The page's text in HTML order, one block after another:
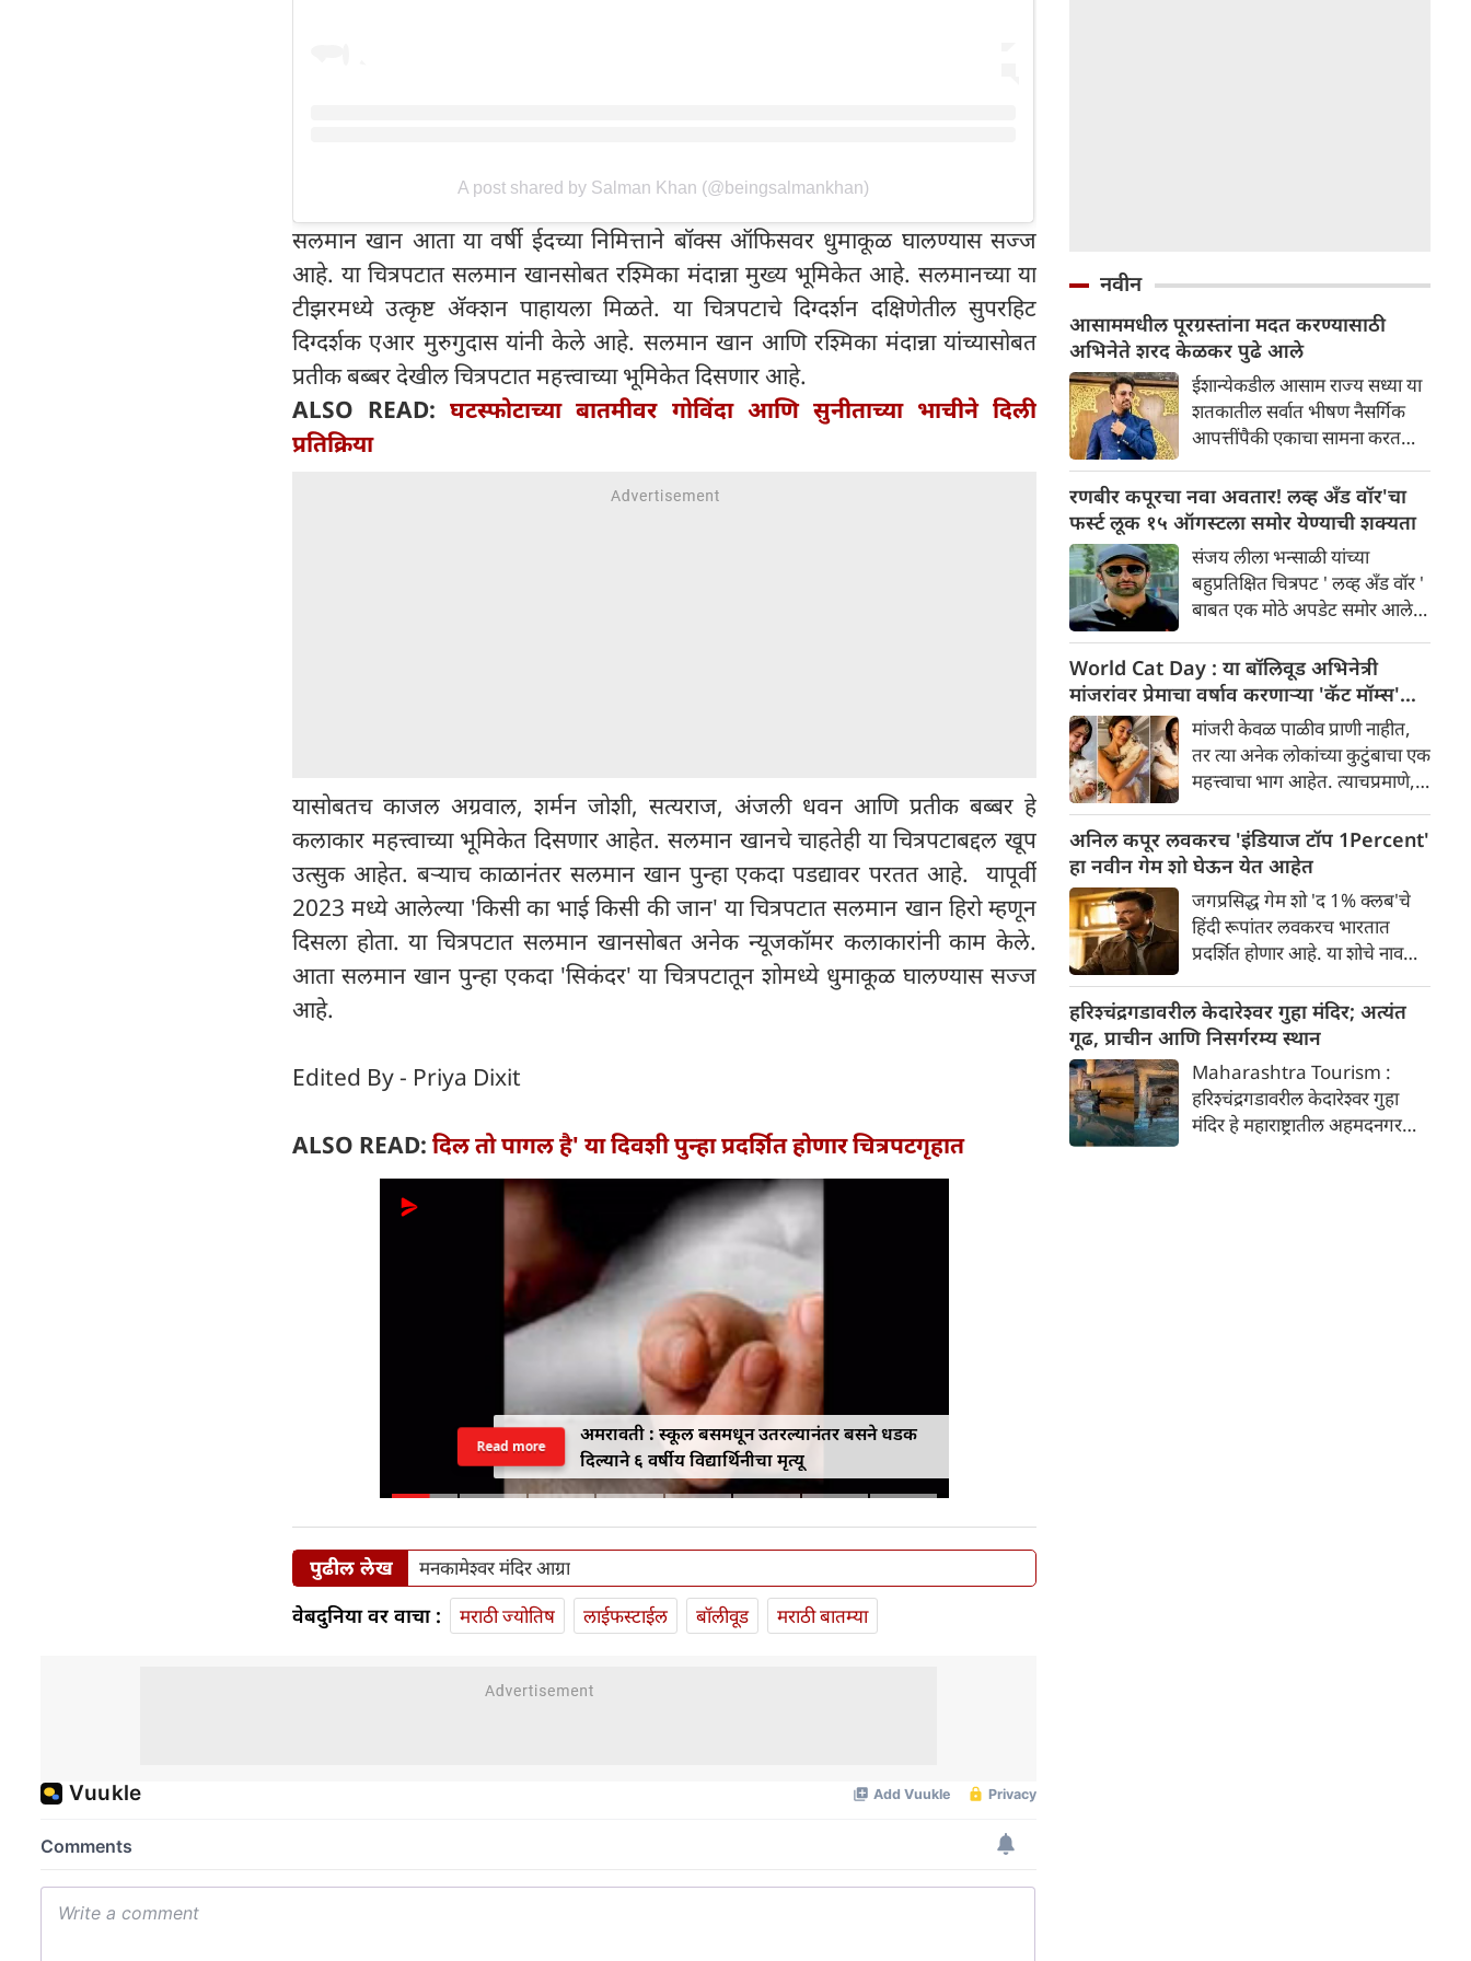
A post shared by Salman Khan (@beingsalmankhan)
सलमान खान आता या वर्षी ईदच्या निमित्ताने बॉक्स ऑफिसवर धुमाकूळ घालण्यास सज्ज
आहे. या चित्रपटात सलमान खानसोबत रश्मिका मंदान्ना मुख्य भूमिकेत आहे. सलमानच्या या
टीझरमध्ये उत्कृष्ट अ‍ॅक्शन पाहायला मिळते. या चित्रपटाचे दिग्दर्शन दक्षिणेतील सुपरहिट
दिग्दर्शक एआर मुरुगुदास यांनी केले आहे. सलमान खान आणि रश्मिका मंदान्ना यांच्यासोबत
प्रतीक बब्बर देखील चित्रपटात महत्त्वाच्या भूमिकेत दिसणार आहे.
ALSO READ:घटस्फोटाच्या बातमीवर गोविंदा आणि सुनीताच्या भाचीने दिली
प्रतिक्रिया
यासोबतच काजल अग्रवाल, शर्मन जोशी, सत्यराज, अंजली धवन आणि प्रतीक बब्बर हे
कलाकार महत्त्वाच्या भूमिकेत दिसणार आहेत. सलमान खानचे चाहतेही या चित्रपटाबद्दल खूप
उत्सुक आहेत. बऱ्याच काळानंतर सलमान खान पुन्हा एकदा पडद्यावर परतत आहे. यापूर्वी
2023 मध्ये आलेल्या 'किसी का भाई किसी की जान' या चित्रपटात सलमान खान हिरो म्हणून
दिसला होता. या चित्रपटात सलमान खानसोबत अनेक न्यूजकॉमर कलाकारांनी काम केले.
आता सलमान खान पुन्हा एकदा 'सिकंदर' या चित्रपटातून शोमध्ये धुमाकूळ घालण्यास सज्ज
आहे.
Edited By - Priya Dixit
ALSO READ: दिल तो पागल है' या दिवशी पुन्हा प्रदर्शित होणार चित्रपटगृहात
अमरावती : स्कूल बसमधून उतरल्यानंतर बसने धडक
दिल्याने ६ वर्षीय विद्यार्थिनीचा मृत्यू
Read more
पुढील लेख मनकामेश्वर मंदिर आग्रा
वेबदुनिया वर वाचा : मराठी ज्योतिष लाईफस्टाईल बॉलीवूड मराठी बातम्या
नवीन
आसाममधील पूरग्रस्तांना मदत करण्यासाठी
अभिनेते शरद केळकर पुढे आले
ईशान्येकडील आसाम राज्य सध्या या
शतकातील सर्वात भीषण नैसर्गिक
आपत्तींपैकी एकाचा सामना करत
लोकांचे जीवन विस्कळीत झाले आहे.
राज्यातील अनेक जिल्हे पाण्याखाली
गेले असून लोक जीवनावश्यक
वस्तूंसाठी संघर्ष करत असताना,
मनोरंजन उद्योगानेही या कठीण
काळात मदतीचा हात पुढे केला आहे.
रणबीर कपूरचा नवा अवतार! लव्ह अँड वॉर'चा
फर्स्ट लूक १५ ऑगस्टला समोर येण्याची शक्यता
संजय लीला भन्साळी यांच्या
बहुप्रतिक्षित चित्रपट ' लव्ह अँड वॉर '
बाबत एक मोठे अपडेट समोर आले
रोजी चित्रपटाचे पहिले अधिकृत
प्रमोशनल साहित्य प्रदर्शित करू
शकतात. बऱ्याच काळापासून रणबीर
कपूर, आलिया भट्ट आणि विकी
कौशल यांचे लूक्स पूर्णपणे गुप्त
ठेवण्यात आले आहेत. आता अशी
चर्चा आहे की, स्वातंत्र्यदिनी या तिन्ही
स्टार्सच्या कॅरेक्टर पोस्टर्स किंवा मोशन
पोस्टर्सद्वारे चित्रपटाची पहिली झलक
दाखवली जाईल.
World Cat Day : या बॉलिवूड अभिनेत्री
मांजरांवर प्रेमाचा वर्षाव करणाऱ्या 'कॅट मॉम्स'
आहेत
मांजरी केवळ पाळीव प्राणी नाहीत,
तर त्या अनेक लोकांच्या कुटुंबाचा एक
महत्त्वाचा भाग आहेत. त्याचप्रमाणे,
लाडक्या मांजरींसोबत एक खास नाते
असते आणि त्या अनेकदा
त्यांच्यासोबत घालवलेले सुंदर क्षण
सोशल मीडियावर चाहत्यांसोबत शेअर
करतात. जागतिक मांजर
दिनानिमित्त, चला अशा पाच
अभिनेत्रींबद्दल जाणून घेऊया, ज्या
अभिमानाने स्वतःला "कॅट मॉम"
(मांजरींची आई) म्हणतात.
अनिल कपूर लवकरच 'इंडियाज टॉप 1Percent'
हा नवीन गेम शो घेऊन येत आहेत
जगप्रसिद्ध गेम शो 'द 1% क्लब'चे
हिंदी रूपांतर लवकरच भारतात
प्रदर्शित होणार आहे. या शोचे नाव
याचे सूत्रसंचालन अभिनेता अनिल
कपूर करणार आहे. या नवीन
जाणून घ्या?
हरिश्चंद्रगडावरील केदारेश्वर गुहा मंदिर; अत्यंत
गूढ, प्राचीन आणि निसर्गरम्य स्थान
Maharashtra Tourism :
हरिश्चंद्रगडावरील केदारेश्वर गुहा
मंदिर हे महाराष्ट्रातील अहमदनगर